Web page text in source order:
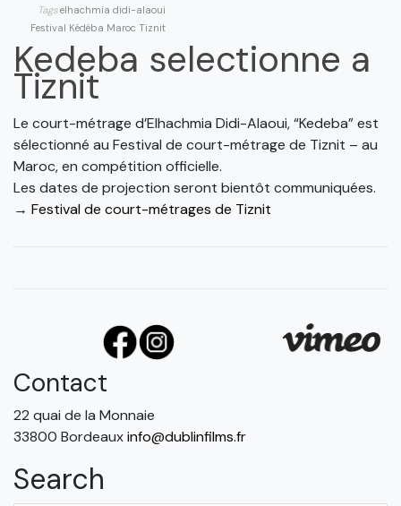
Tagselhachmia didi-alaoui
Festival Kédéba Maroc Tiznit
Kedeba selectionne a
Tiznit
Le court-métrage d’Elhachmia Didi-Alaoui, “Kedeba” est
sélectionné au Festival de court-métrage de Tiznit – au
Maroc, en compétition officielle.
Les dates de projection seront bientôt communiquées.
→ Festival de court-métrages de Tiznit
Contact
22 quai de la Monnaie
33800 Bordeauxinfo@dublinfilms.fr
Search